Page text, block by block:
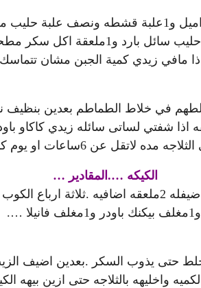
و1علبة قشطه ونصف علبة حليب مكثف و1علبة جبن كي
مافي زيدي كمية الجبن مشان
في خلاط الطماطم بعدين بنظيف
اذا شفتي لساتى سائله زيدي كاكاو
او يوم كامل ..والف عافيه
الكيكه ….المقادير …
فانيلا ….
حتى يذوب السكر .بعدين اضيف الزيت